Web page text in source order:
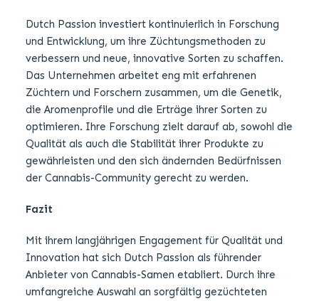
Dutch Passion investiert kontinuierlich in Forschung
und Entwicklung, um ihre Züchtungsmethoden zu
verbessern und neue, innovative Sorten zu schaffen.
Das Unternehmen arbeitet eng mit erfahrenen
Züchtern und Forschern zusammen, um die Genetik,
die Aromenprofile und die Erträge ihrer Sorten zu
optimieren. Ihre Forschung zielt darauf ab, sowohl die
Qualität als auch die Stabilität ihrer Produkte zu
gewährleisten und den sich ändernden Bedürfnissen
der Cannabis-Community gerecht zu werden.
Fazit
Mit ihrem langjährigen Engagement für Qualität und
Innovation hat sich Dutch Passion als führender
Anbieter von Cannabis-Samen etabliert. Durch ihre
umfangreiche Auswahl an sorgfältig gezüchteten